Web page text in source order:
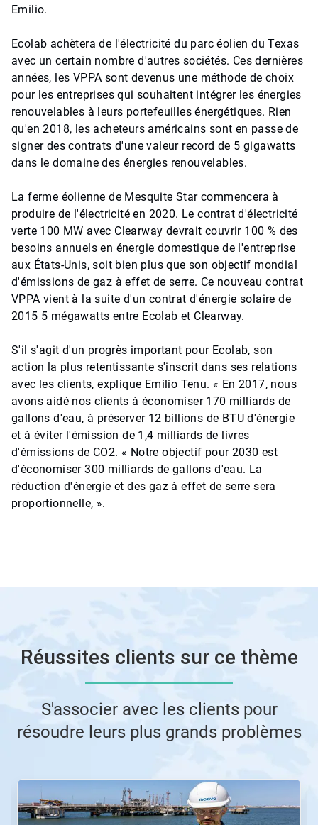
Emilio.
Ecolab achètera de l'électricité du parc éolien du Texas
avec un certain nombre d'autres sociétés. Ces dernières
années, les VPPA sont devenus une méthode de choix
pour les entreprises qui souhaitent intégrer les énergies
renouvelables à leurs portefeuilles énergétiques. Rien
qu'en 2018, les acheteurs américains sont en passe de
signer des contrats d'une valeur record de 5 gigawatts
dans le domaine des énergies renouvelables.
La ferme éolienne de Mesquite Star commencera à
produire de l'électricité en 2020. Le contrat d'électricité
verte 100 MW avec Clearway devrait couvrir 100 % des
besoins annuels en énergie domestique de l'entreprise
aux États-Unis, soit bien plus que son objectif mondial
d'émissions de gaz à effet de serre. Ce nouveau contrat
VPPA vient à la suite d'un contrat d'énergie solaire de
2015 5 mégawatts entre Ecolab et Clearway.
S'il s'agit d'un progrès important pour Ecolab, son
action la plus retentissante s'inscrit dans ses relations
avec les clients, explique Emilio Tenu. « En 2017, nous
avons aidé nos clients à économiser 170 milliards de
gallons d'eau, à préserver 12 billions de BTU d'énergie
et à éviter l'émission de 1,4 milliards de livres
d'émissions de CO2. « Notre objectif pour 2030 est
d'économiser 300 milliards de gallons d'eau. La
réduction d'énergie et des gaz à effet de serre sera
proportionnelle, ».
Réussites clients sur ce thème
S'associer avec les clients pour
résoudre leurs plus grands problèmes
Ceci
un
carrousel.